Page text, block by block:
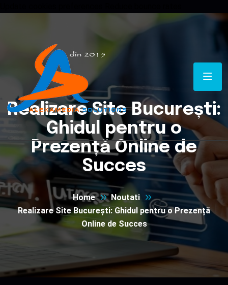
Realizare Site București:
Ghidul pentru o
Prezență Online de
Succes
Home
Noutati
Realizare Site București: Ghidul pentru o Prezență
Online de Succes